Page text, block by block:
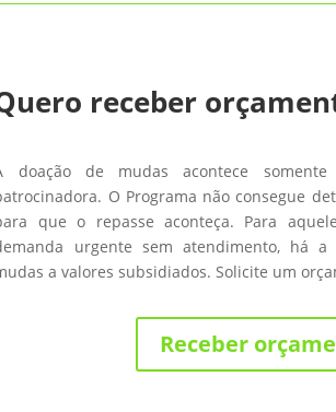
receber
doação de mudas acontece
O Programa não consegue
que o repasse aconteça. Para
urgente sem atendimento, há a
a valores subsidiados. Solicite um
Receber